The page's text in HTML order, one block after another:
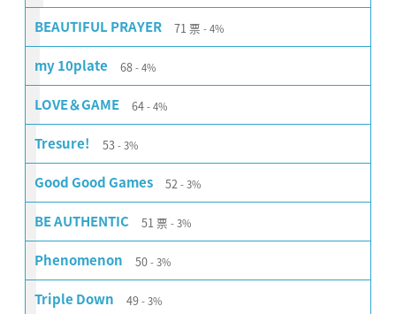
BEAUTIFUL PRAYER 71 票 4%
my 10plate 68 4%
LOVE＆GAME 64 4%
Tresure! 53 3%
Good Good Games 52 3%
BE AUTHENTIC 51 票 3%
Phenomenon 50 3%
Triple Down 49 3%